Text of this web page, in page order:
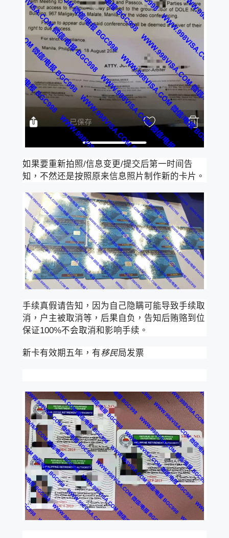
如果要重新拍照/信息变更/提交后第一时间告
知，不然还是按照原来信息照片制作新的卡片。
手续真假请告知，因为自己隐瞒可能导致手续取
消，户主被取消等，后果自负，告知后贿赂到位
保证100%不会取消和影响手续。
新卡有效期五年，有移民局发票